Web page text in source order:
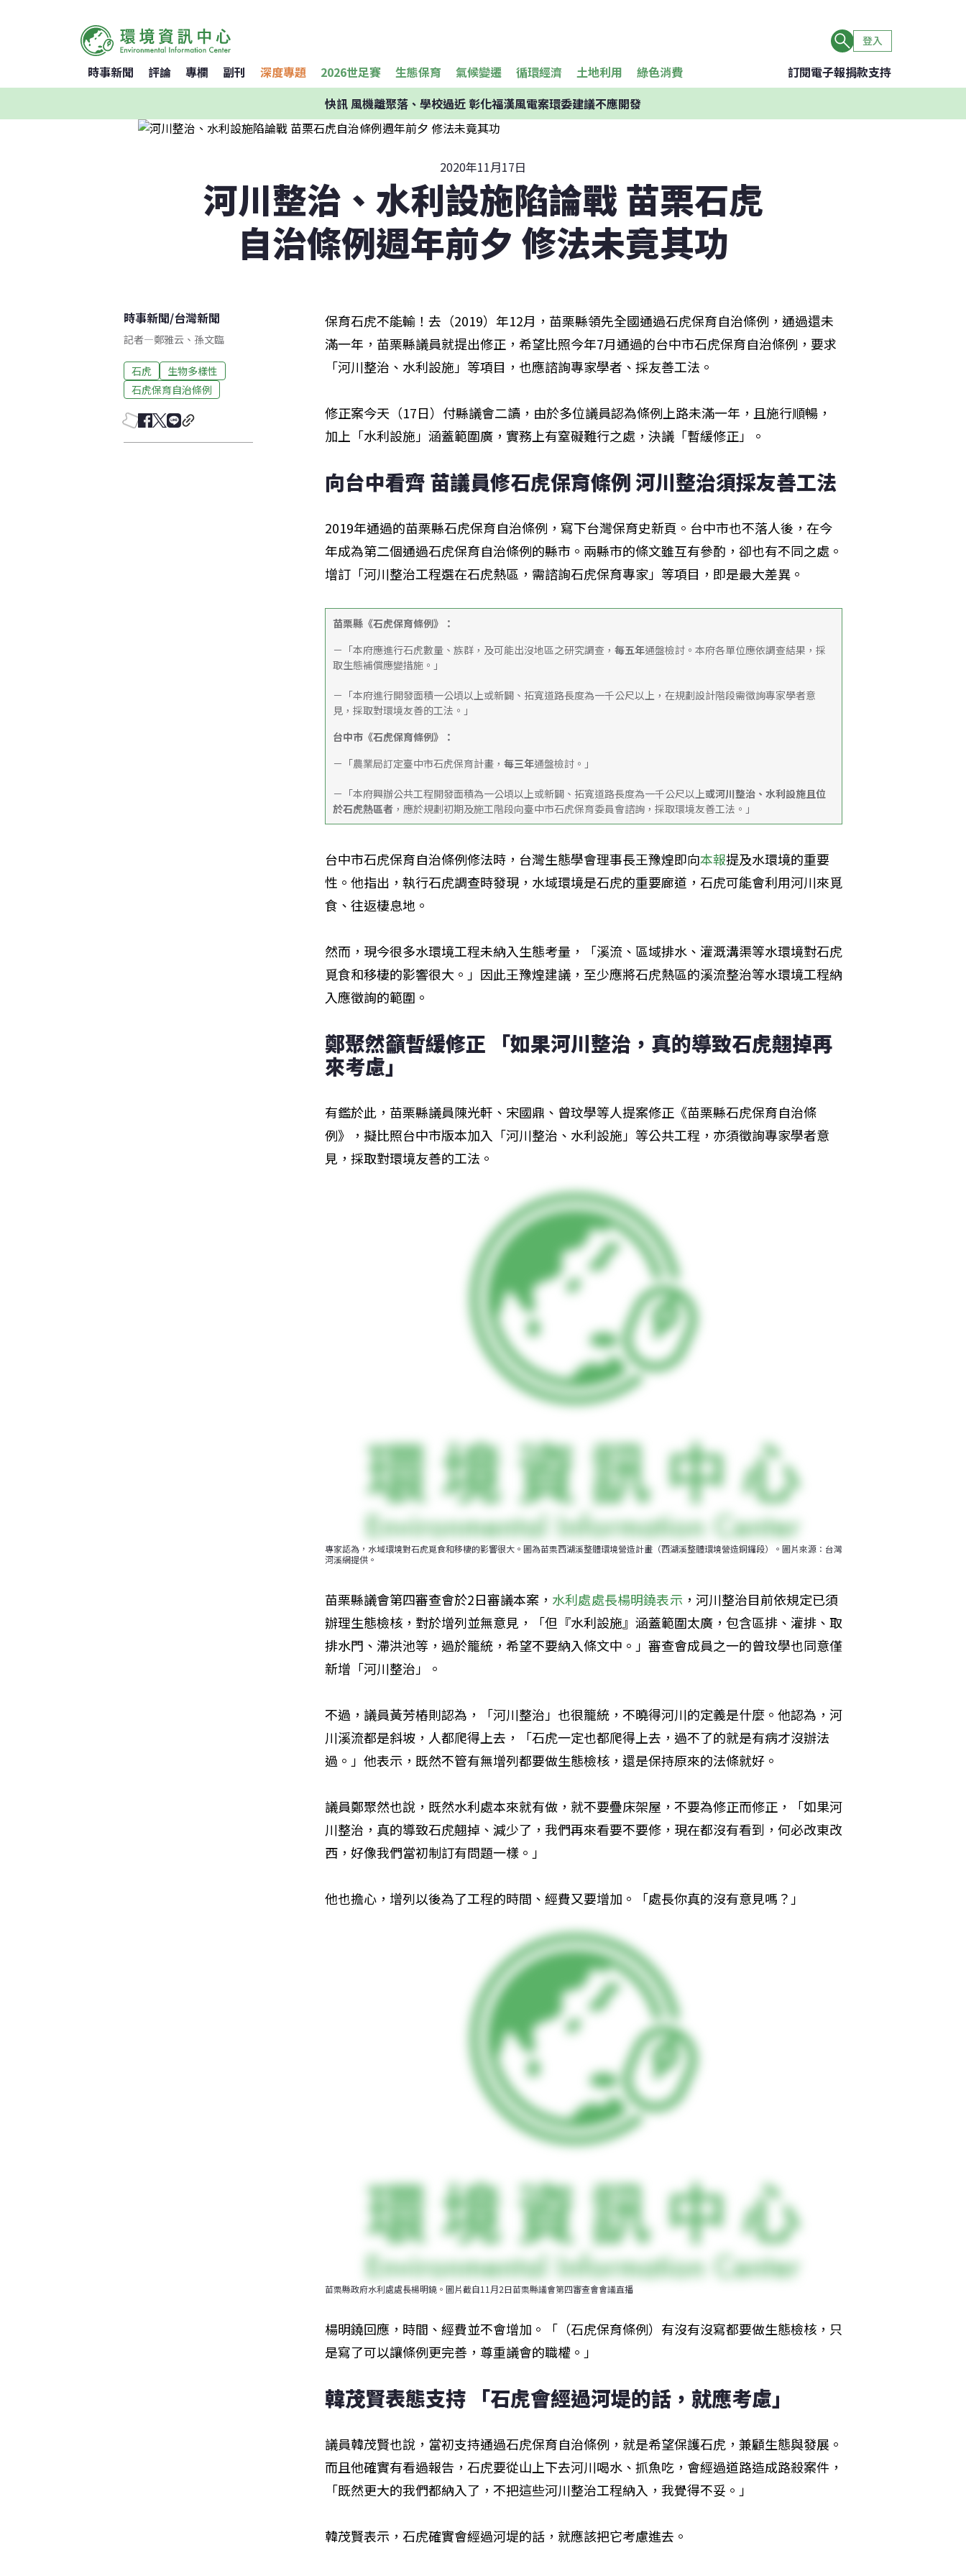
登入
時事新聞 評論 專欄 副刊 深度專題 2026世足賽 生態保育 氣候變遷 循環經濟 土地利用 綠色消費 訂閱電子報捐款支持
快訊風機離聚落、學校過近 彰化福漢風電案環委建議不應開發
2020年11月17日
河川整治、水利設施陷論戰 苗栗石虎
自治條例週年前夕 修法未竟其功
時事新聞/台灣新聞
記者—鄭雅云 、 孫文臨
石虎
生物多樣性
石虎保育自治條例
保育石虎不能輸！去（2019）年12月，苗栗縣領先全國通過石虎保育自治條例，通過還未
滿一年，苗栗縣議員就提出修正，希望比照今年7月通過的台中市石虎保育自治條例，要求
「河川整治、水利設施」等項目，也應諮詢專家學者、採友善工法。
修正案今天（17日）付縣議會二讀，由於多位議員認為條例上路未滿一年，且施行順暢，
加上「水利設施」涵蓋範圍廣，實務上有窒礙難行之處，決議「暫緩修正」。
向台中看齊 苗議員修石虎保育條例 河川整治須採友善工法
2019年通過的苗栗縣石虎保育自治條例，寫下台灣保育史新頁。台中市也不落人後，在今
年成為第二個通過石虎保育自治條例的縣市。兩縣市的條文雖互有參酌，卻也有不同之處。
增訂「河川整治工程選在石虎熱區，需諮詢石虎保育專家」等項目，即是最大差異。
苗栗縣《石虎保育條例》：
－「本府應進行石虎數量、族群，及可能出沒地區之研究調查， 每五年通盤檢討。本府各單位應依調查結果，採
取生態補償應變措施。」
－「本府進行開發面積一公頃以上或新闢、拓寬道路長度為一千公尺以上，在規劃設計階段需徵詢專家學者意
見，採取對環境友善的工法。」
台中市《石虎保育條例》：
－「農業局訂定臺中市石虎保育計畫， 每三年通盤檢討。」
－「本府興辦公共工程開發面積為一公頃以上或新闢、拓寬道路長度為一千公尺以上或河川整治、水利設施且位
於石虎熱區者 ，應於規劃初期及施工階段向臺中市石虎保育委員會諮詢，採取環境友善工法。」
台中市石虎保育自治條例修法時，台灣生態學會理事長王豫煌即向本報提及水環境的重要
性。他指出，執行石虎調查時發現，水域環境是石虎的重要廊道，石虎可能會利用河川來覓
食、往返棲息地。
然而，現今很多水環境工程未納入生態考量，「溪流、區域排水、灌溉溝渠等水環境對石虎
覓食和移棲的影響很大。」因此王豫煌建議，至少應將石虎熱區的溪流整治等水環境工程納
入應徵詢的範圍。
鄭聚然籲暫緩修正 「如果河川整治，真的導致石虎翹掉再
來考慮」
有鑑於此，苗栗縣議員陳光軒、宋國鼎、曾玟學等人提案修正《苗栗縣石虎保育自治條
例》，擬比照台中市版本加入「河川整治、水利設施」等公共工程，亦須徵詢專家學者意
見，採取對環境友善的工法。
專家認為，水域環境對石虎覓食和移棲的影響很大。圖為苗栗西湖溪整體環境營造計畫（西湖溪整體環境營造銅鑼段）。圖片來源：台灣
河溪網提供。
苗栗縣議會第四審查會於2日審議本案， 水利處處長楊明鐃表示 ，河川整治目前依規定已須
辦理生態檢核，對於增列並無意見，「但『水利設施』涵蓋範圍太廣，包含區排、灌排、取
排水門、滯洪池等，過於籠統，希望不要納入條文中。」審查會成員之一的曾玟學也同意僅
新增「河川整治」。
不過，議員黃芳樁則認為，「河川整治」也很籠統，不曉得河川的定義是什麼。他認為，河
川溪流都是斜坡，人都爬得上去，「石虎一定也都爬得上去，過不了的就是有病才沒辦法
過。」他表示，既然不管有無增列都要做生態檢核，還是保持原來的法條就好。
議員鄭聚然也說，既然水利處本來就有做，就不要疊床架屋，不要為修正而修正，「如果河
川整治，真的導致石虎翹掉、減少了，我們再來看要不要修，現在都沒有看到，何必改東改
西，好像我們當初制訂有問題一樣。」
他也擔心，增列以後為了工程的時間、經費又要增加。「處長你真的沒有意見嗎？」
苗栗縣政府水利處處長楊明鐃。圖片截自11月2日苗栗縣議會第四審查會會議直播
楊明鐃回應，時間、經費並不會增加。「（石虎保育條例）有沒有沒寫都要做生態檢核，只
是寫了可以讓條例更完善，尊重議會的職權。」
韓茂賢表態支持 「石虎會經過河堤的話，就應考慮」
議員韓茂賢也說，當初支持通過石虎保育自治條例，就是希望保護石虎，兼顧生態與發展。
而且他確實有看過報告，石虎要從山上下去河川喝水、抓魚吃，會經過道路造成路殺案件，
「既然更大的我們都納入了，不把這些河川整治工程納入，我覺得不妥。」
韓茂賢表示，石虎確實會經過河堤的話，就應該把它考慮進去。